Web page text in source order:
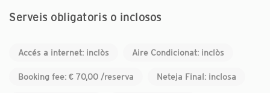
Serveis obligatoris o inclosos
Accés a internet: inclòs Aire Condicionat: inclòs
Booking fee: € 70,00 /reserva Neteja Final: inclosa